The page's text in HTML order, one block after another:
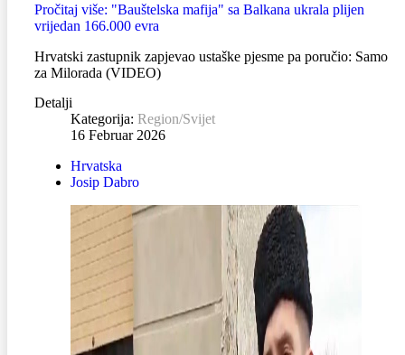
Pročitaj više: "Bauštelska mafija" sa Balkana ukrala plijen
vrijedan 166.000 evra
Hrvatski zastupnik zapjevao ustaške pjesme pa poručio: Samo
za Milorada (VIDEO)
Detalji
Kategorija: Region/Svijet
16 Februar 2026
Hrvatska
Josip Dabro